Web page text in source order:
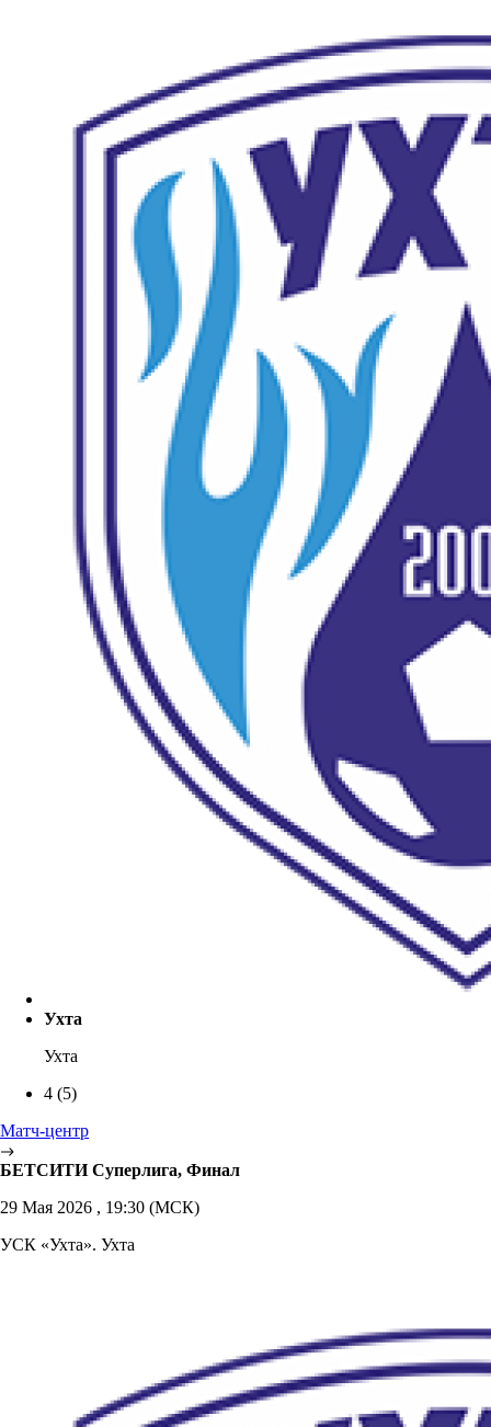
Ухта
Ухта
4 (5)
Матч-центр
БЕТСИТИ Суперлига, Финал
29 Мая 2026 , 19:30 (МСК)
УСК «Ухта». Ухта